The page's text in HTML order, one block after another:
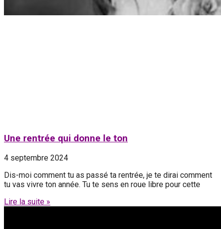
Une rentrée qui donne le ton
4 septembre 2024
Dis-moi comment tu as passé ta rentrée, je te dirai comment
tu vas vivre ton année. Tu te sens en roue libre pour cette
Lire la suite »